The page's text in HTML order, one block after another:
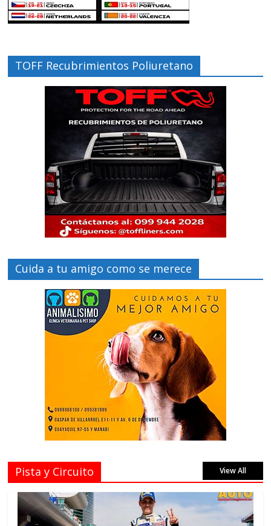
TOFF Recubrimientos Poliuretano
Cuida a tu amigo como se merece
Pista y Circuito View All